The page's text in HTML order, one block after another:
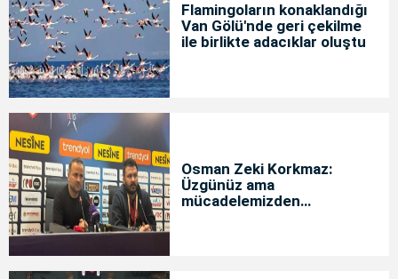
Flamingoların konaklandığı
Van Gölü'nde geri çekilme
ile birlikte adacıklar oluştu
Osman Zeki Korkmaz:
Üzgünüz ama
mücadelemizden